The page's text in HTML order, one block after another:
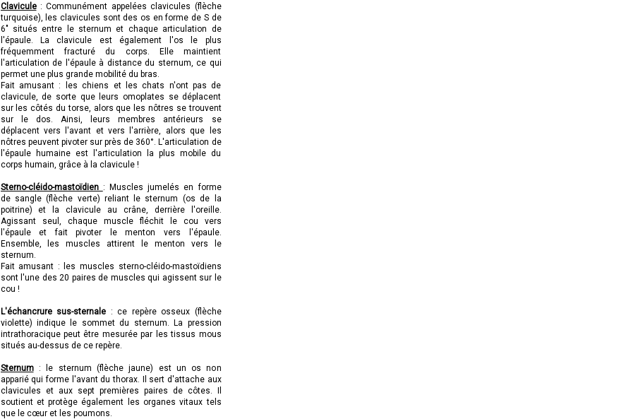
Clavicule: Communément appelées clavicules (flèche
turquoise), les clavicules sont des os en forme de S de
6″ situés entre le sternum et chaque articulation de
l'épaule. La clavicule est également l'os le plus
fréquemment fracturé du corps. Elle maintient
l'articulation de l'épaule à distance du sternum, ce qui
permet une plus grande mobilité du bras.
Fait amusant : les chiens et les chats n'ont pas de
clavicule, de sorte que leurs omoplates se déplacent
sur les côtés du torse, alors que les nôtres se trouvent
sur le dos. Ainsi, leurs membres antérieurs se
déplacent vers l'avant et vers l'arrière, alors que les
nôtres peuvent pivoter sur près de 360°. L'articulation de
l'épaule humaine est l'articulation la plus mobile du
corps humain, grâce à la clavicule !
Sterno-cléido-mastoïdien : Muscles jumelés en forme
de sangle (flèche verte) reliant le sternum (os de la
poitrine) et la clavicule au crâne, derrière l'oreille.
Agissant seul, chaque muscle fléchit le cou vers
l'épaule et fait pivoter le menton vers l'épaule.
Ensemble, les muscles attirent le menton vers le
sternum.
Fait amusant : les muscles sterno-cléido-mastoïdiens
sont l'une des 20 paires de muscles qui agissent sur le
cou !
L'échancrure sus-sternale : ce repère osseux (flèche
violette) indique le sommet du sternum. La pression
intrathoracique peut être mesurée par les tissus mous
situés au-dessus de ce repère.
Sternum: le sternum (flèche jaune) est un os non
apparié qui forme l'avant du thorax. Il sert d'attache aux
clavicules et aux sept premières paires de côtes. Il
soutient et protège également les organes vitaux tels
que le cœur et les poumons.